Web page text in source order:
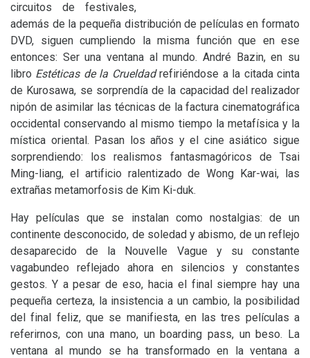
circuitos de festivales,
además de la pequeña distribución de películas en formato
DVD, siguen cumpliendo la misma función que en ese
entonces: Ser una ventana al mundo. André Bazin, en su
libro Estéticas de la Crueldadrefiriéndose a la citada cinta
de Kurosawa, se sorprendía de la capacidad del realizador
nipón de asimilar las técnicas de la factura cinematográfica
occidental conservando al mismo tiempo la metafísica y la
mística oriental. Pasan los años y el cine asiático sigue
sorprendiendo: los realismos fantasmagóricos de Tsai
Ming-liang, el artificio ralentizado de Wong Kar-wai, las
extrañas metamorfosis de Kim Ki-duk.
Hay películas que se instalan como nostalgias: de un
continente desconocido, de soledad y abismo, de un reflejo
desaparecido de la Nouvelle Vague y su constante
vagabundeo reflejado ahora en silencios y constantes
gestos. Y a pesar de eso, hacia el final siempre hay una
pequeña certeza, la insistencia a un cambio, la posibilidad
del final feliz, que se manifiesta, en las tres películas a
referirnos, con una mano, un boarding pass, un beso. La
ventana al mundo se ha transformado en la ventana a